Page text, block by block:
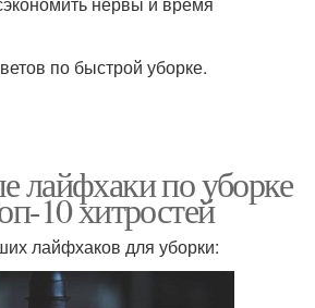
по быстрой уборке.
лайфхаки по уборке
10 хитростей
лайфхаков для уборки: